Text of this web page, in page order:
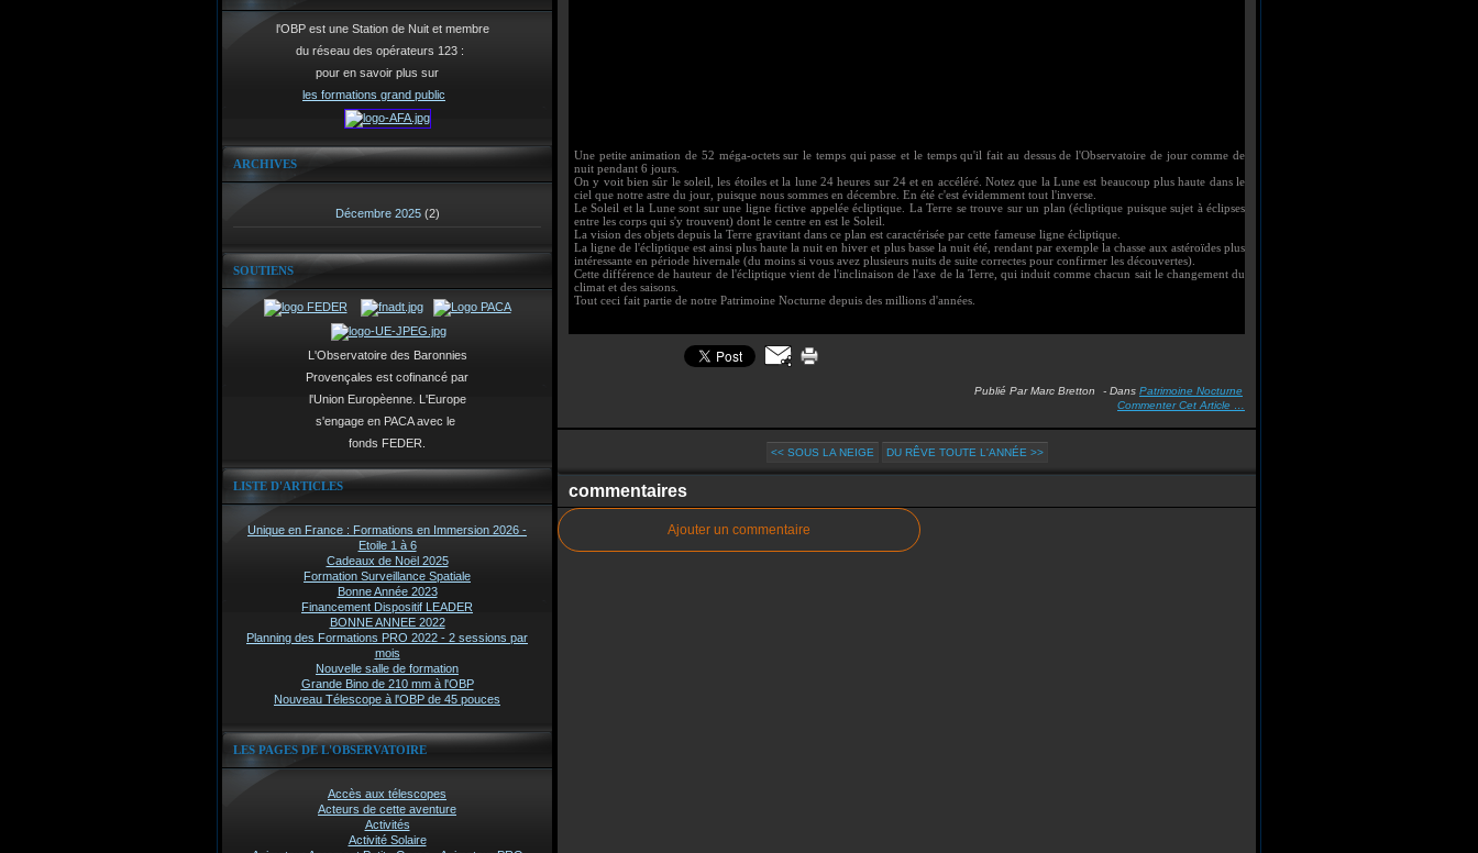
l'OBP est une Station de Nuit et membre
du réseau des opérateurs 123 :
pour en savoir plus sur
les formations grand public
ARCHIVES
Décembre 2025 (2)
SOUTIENS
L'Observatoire des Baronnies
Provençales est cofinancé par
l'Union Europèenne. L'Europe
s'engage en PACA avec le
fonds FEDER.
LISTE D'ARTICLES
Unique en France : Formations en Immersion 2026 -
Etoile 1 à 6
Cadeaux de Noël 2025
Formation Surveillance Spatiale
Bonne Année 2023
Financement Dispositif LEADER
BONNE ANNEE 2022
Planning des Formations PRO 2022 - 2 sessions par
mois
Nouvelle salle de formation
Grande Bino de 210 mm à l'OBP
Nouveau Télescope à l'OBP de 45 pouces
LES PAGES DE L'OBSERVATOIRE
Accès aux télescopes
Acteurs de cette aventure
Activités
Activité Solaire
Une petite animation de 52 méga-octets sur le temps qui passe et le temps qu'il fait au dessus de l'Observatoire de jour comme de
nuit pendant 6 jours.
On y voit bien sûr le soleil, les étoiles et la lune 24 heures sur 24 et en accéléré. Notez que la Lune est beaucoup plus haute dans le
ciel que notre astre du jour, puisque nous sommes en décembre. En été c'est évidemment tout l'inverse.
Le Soleil et la Lune sont sur une ligne fictive appelée écliptique. La Terre se trouve sur un plan (écliptique puisque sujet à éclipses
entre les corps qui s'y trouvent) dont le centre en est le Soleil.
La vision des objets depuis la Terre gravitant dans ce plan est caractérisée par cette fameuse ligne écliptique.
La ligne de l'écliptique est ainsi plus haute la nuit en hiver et plus basse la nuit été, rendant par exemple la chasse aux astéroïdes plus
intéressante en période hivernale (du moins si vous avez plusieurs nuits de suite correctes pour confirmer les découvertes).
Cette différence de hauteur de l'écliptique vient de l'inclinaison de l'axe de la Terre, qui induit comme chacun sait le changement du
climat et des saisons.
Tout ceci fait partie de notre Patrimoine Nocturne depuis des millions d'années.
Publié Par Marc Bretton - Dans Patrimoine Nocturne
Commenter Cet Article
<< SOUS LA NEIGE DU RÊVE TOUTE L'ANNÉE >>
commentaires
Ajouter un commentaire